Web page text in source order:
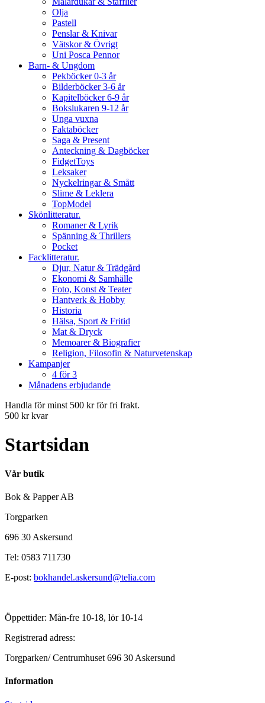
Olja
Pastell
Penslar & Knivar
Vätskor & Övrigt
Uni Posca Pennor
Barn- & Ungdom
Pekböcker 0-3 år
Bilderböcker 3-6 år
Kapitelböcker 6-9 år
Bokslukaren 9-12 år
Unga vuxna
Faktaböcker
Saga & Present
Anteckning & Dagböcker
FidgetToys
Leksaker
Nyckelringar & Smått
Slime & Leklera
TopModel
Skönlitteratur.
Romaner & Lyrik
Spänning & Thrillers
Pocket
Facklitteratur.
Djur, Natur & Trädgård
Ekonomi & Samhälle
Foto, Konst & Teater
Hantverk & Hobby
Historia
Hälsa, Sport & Fritid
Mat & Dryck
Memoarer & Biografier
Religion, Filosofin & Naturvetenskap
Kampanjer
4 för 3
Månadens erbjudande
Handla för minst 500 kr för fri frakt.
500 kr kvar
Startsidan
Vår butik
Bok & Papper AB
Torgparken
696 30 Askersund
Tel: 0583 711730
E-post: bokhandel.askersund@telia.com
Öppettider: Mån-fre 10-18, lör 10-14
Registrerad adress:
Torgparken/ Centrumhuset 696 30 Askersund
Information